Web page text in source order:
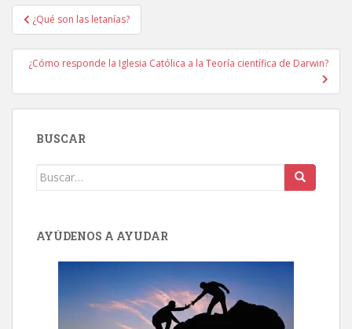
Navegación
de
entradas
¿Qué son las letanías?
¿Cómo responde la Iglesia Católica a la Teoría científica de Darwin?
BUSCAR
Buscar:
AYÚDENOS A AYUDAR